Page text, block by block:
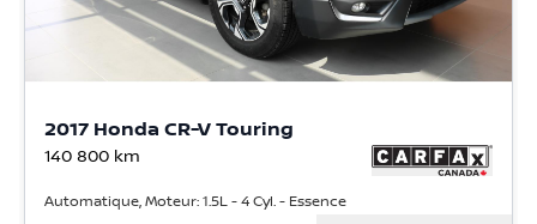
2017 Honda CR-V Touring
140 800 km
Automatique, Moteur: 1.5L - 4 Cyl. - Essence